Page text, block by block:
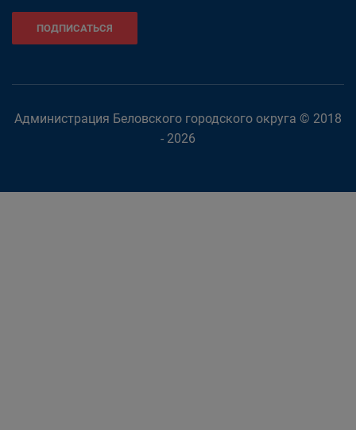
ПОДПИСАТЬСЯ
Администрация Беловского городского округа © 2018
- 2026